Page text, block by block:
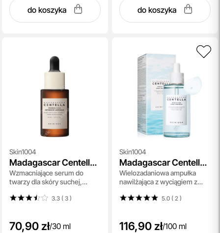
do koszyka do koszyka
Skin1004
Madagascar Centella
Probio-CICA Intensive
Ampoule
Wzmacniające serum do
twarzy dla skóry suchej,
3.3 ( 3)
70,90 zł/30 ml
Skin1004
Madagascar Centella
Hyalu-Cica First
Ampoule
Wielozadaniowa ampułka
nawilżająca z wyciągiem z
5.0 ( 2 )
116,90 zł/100 ml